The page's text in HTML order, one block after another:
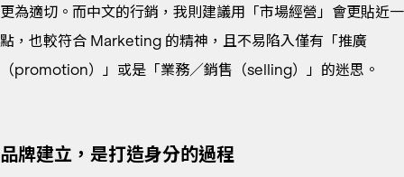
更為適切。而中文的行銷，我則建議用「市場經營」會更貼近一
點，也較符合 Marketing 的精神，且不易陷入僅有「推廣
（promotion）」或是「業務／銷售（selling）」的迷思。
品牌建立，是打造身分的過程